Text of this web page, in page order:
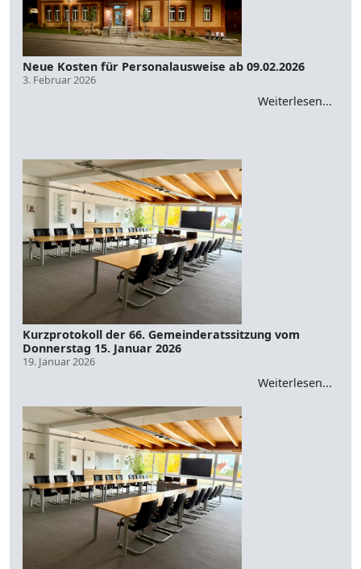
Neue Kosten für Personalausweise ab 09.02.2026
3. Februar 2026
Weiterlesen...
Kurzprotokoll der 66. Gemeinderatssitzung vom
Donnerstag 15. Januar 2026
19. Januar 2026
Weiterlesen...